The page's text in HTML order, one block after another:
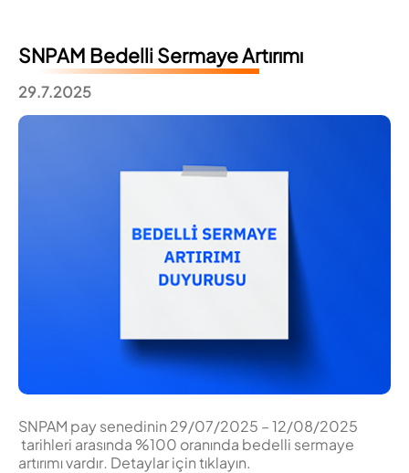
SNPAM Bedelli Sermaye Artırımı
29.7.2025
SNPAM pay senedinin 29/07/2025 – 12/08/2025
tarihleri arasında %100 oranında bedelli sermaye
artırımı vardır. Detaylar için tıklayın.